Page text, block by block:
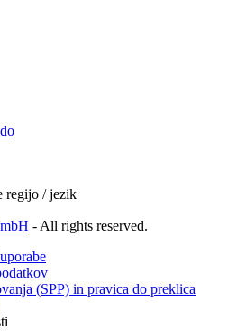
regijo / jezik
- All rights reserved.
(SPP) in pravica do preklica